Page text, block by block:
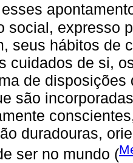
social, expresso
seus hábitos de
cuidados de si,
de disposições
são
duradouras,
ser no mundo (